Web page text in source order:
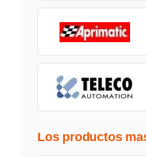
Los productos